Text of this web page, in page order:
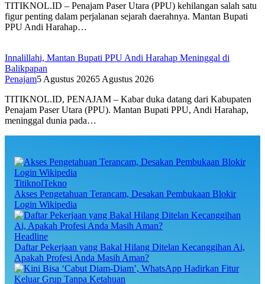
TITIKNOL.ID – Penajam Paser Utara (PPU) kehilangan salah satu
figur penting dalam perjalanan sejarah daerahnya. Mantan Bupati
PPU Andi Harahap…
Innalillahi, Mantan Bupati PPU Andi Harahap Meninggal di
Balikpapan
Penajam5 Agustus 20265 Agustus 2026
TITIKNOL.ID, PENAJAM – Kabar duka datang dari Kabupaten
Penajam Paser Utara (PPU). Mantan Bupati PPU, Andi Harahap,
meninggal dunia pada…
TitiknolTekno
Akses Pengetahuan Terancam, Desakan Pembukaan Blokir
Login Wikipedia
Headline
Daftar Pekerjaan yang Bakal Hilang Ditelan Kecanggihan Ai,
Apakah Profesi Anda Masih Aman?